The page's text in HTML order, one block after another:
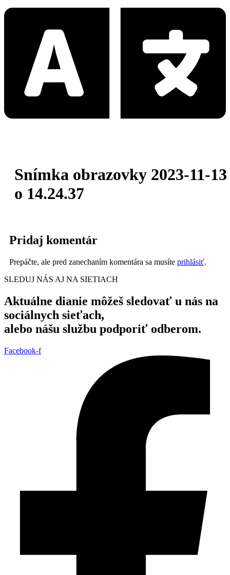
Snímka obrazovky 2023-11-13
o 14.24.37
Pridaj komentár
Prepáčte, ale pred zanechaním komentára sa musíte prihlásiť.
SLEDUJ NÁS AJ NA SIETIACH
Aktuálne dianie môžeš sledovať u nás na
sociálnych sieťach,
alebo nášu službu podporiť odberom.
Facebook-f